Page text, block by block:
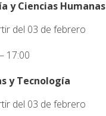
y Ciencias Humanas
del 03 de febrero
17:00
y Tecnología
del 03 de febrero